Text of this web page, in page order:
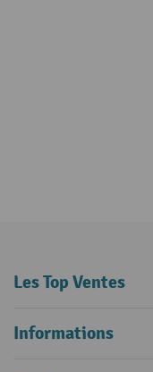
Les Top Ventes
Informations